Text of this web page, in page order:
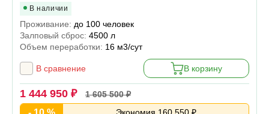
В наличии
Проживание: до 100 человек
Залповый сброс: 4500 л
Объем переработки: 16 м3/сут
В сравнение В корзину
1 444 950 ₽ 1 605 500 ₽